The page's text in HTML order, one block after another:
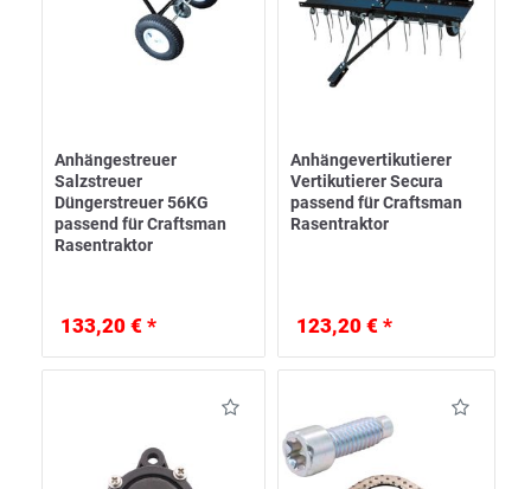
Anhängestreuer
Salzstreuer
Düngerstreuer 56KG
passend für Craftsman
Rasentraktor
133,20 € *
Anhängevertikutierer
Vertikutierer Secura
passend für Craftsman
Rasentraktor
123,20 € *